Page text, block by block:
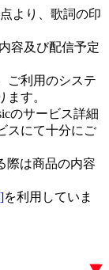
より、歌詞の印
容及び配信予定
ご利用のシステ
す。
のサービス詳細
スにて十分にご
際は商品の内容
を利用していま